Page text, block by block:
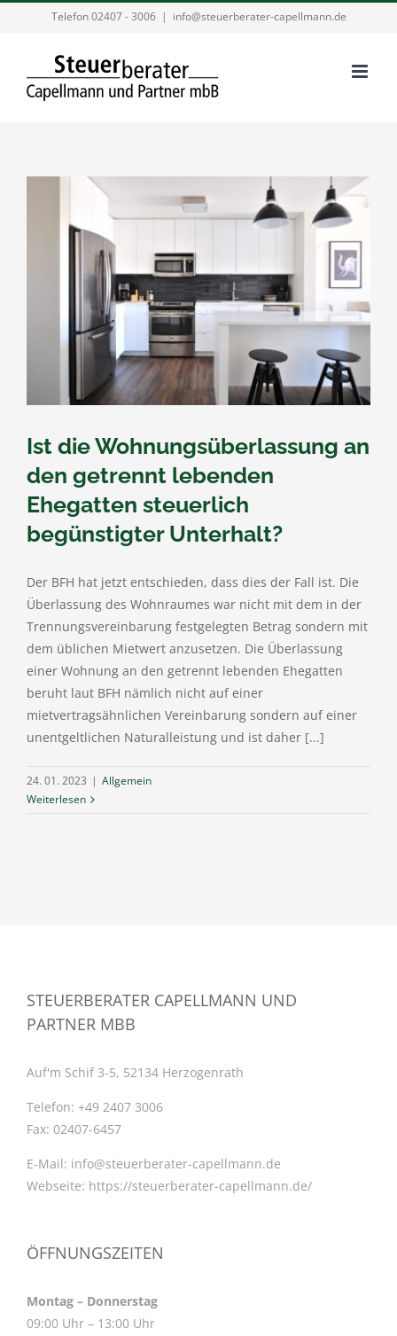
Telefon 02407 - 3006 | info@steuerberater-capellmann.de
Ist die Wohnungsüberlassung an
den getrennt lebenden
Ehegatten steuerlich
begünstigter Unterhalt?
Der BFH hat jetzt entschieden, dass dies der Fall ist. Die
Überlassung des Wohnraumes war nicht mit dem in der
Trennungsvereinbarung festgelegten Betrag sondern mit
dem üblichen Mietwert anzusetzen. Die Überlassung
einer Wohnung an den getrennt lebenden Ehegatten
beruht laut BFH nämlich nicht auf einer
mietvertragsähnlichen Vereinbarung sondern auf einer
unentgeltlichen Naturalleistung und ist daher [...]
24. 01. 2023 | Allgemein
Weiterlesen
STEUERBERATER CAPELLMANN UND
PARTNER MBB
Auf'm Schif 3-5, 52134 Herzogenrath
Telefon: +49 2407 3006
Fax: 02407-6457
E-Mail: info@steuerberater-capellmann.de
Webseite: https://steuerberater-capellmann.de/
ÖFFNUNGSZEITEN
Montag – Donnerstag
09:00 Uhr – 13:00 Uhr